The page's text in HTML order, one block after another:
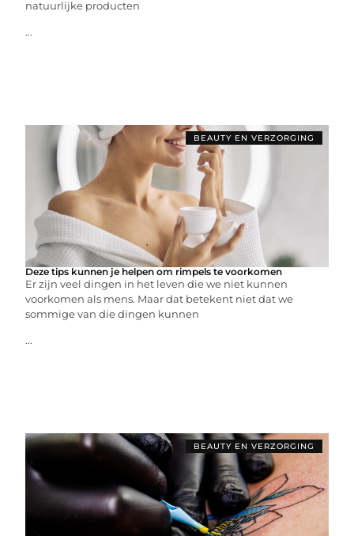
natuurlijke producten
...
BEAUTY EN VERZORGING
Deze tips kunnen je helpen om rimpels te voorkomen
Er zijn veel dingen in het leven die we niet kunnen
voorkomen als mens. Maar dat betekent niet dat we
sommige van die dingen kunnen
...
BEAUTY EN VERZORGING